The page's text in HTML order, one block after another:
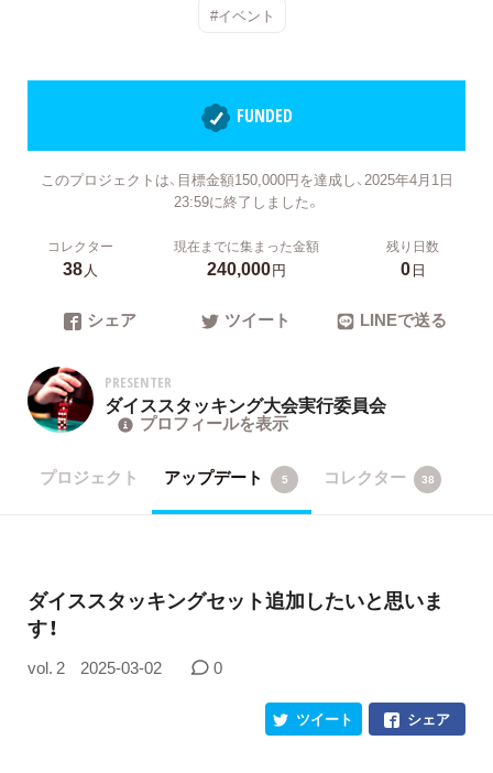
#イベント
FUNDED
このプロジェクトは、目標金額150,000円を達成し、2025年4月1日
23:59に終了しました。
コレクター
38人
現在までに集まった金額
240,000円
残り日数
0日
シェア ツイート LINEで送る
PRESENTER
ダイススタッキング大会実行委員会
プロフィールを表示
プロジェクト アップデート 5 コレクター 38
ダイススタッキングセット追加したいと思いま
す！
vol. 2 2025-03-02 0
シェア
ツイート